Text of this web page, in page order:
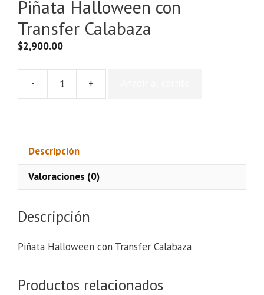
Piñata Halloween con
Transfer Calabaza
$2,900.00
-
cantidad
+
Descripción
Valoraciones (0)
Descripción
Piñata Halloween con Transfer Calabaza
Productos relacionados